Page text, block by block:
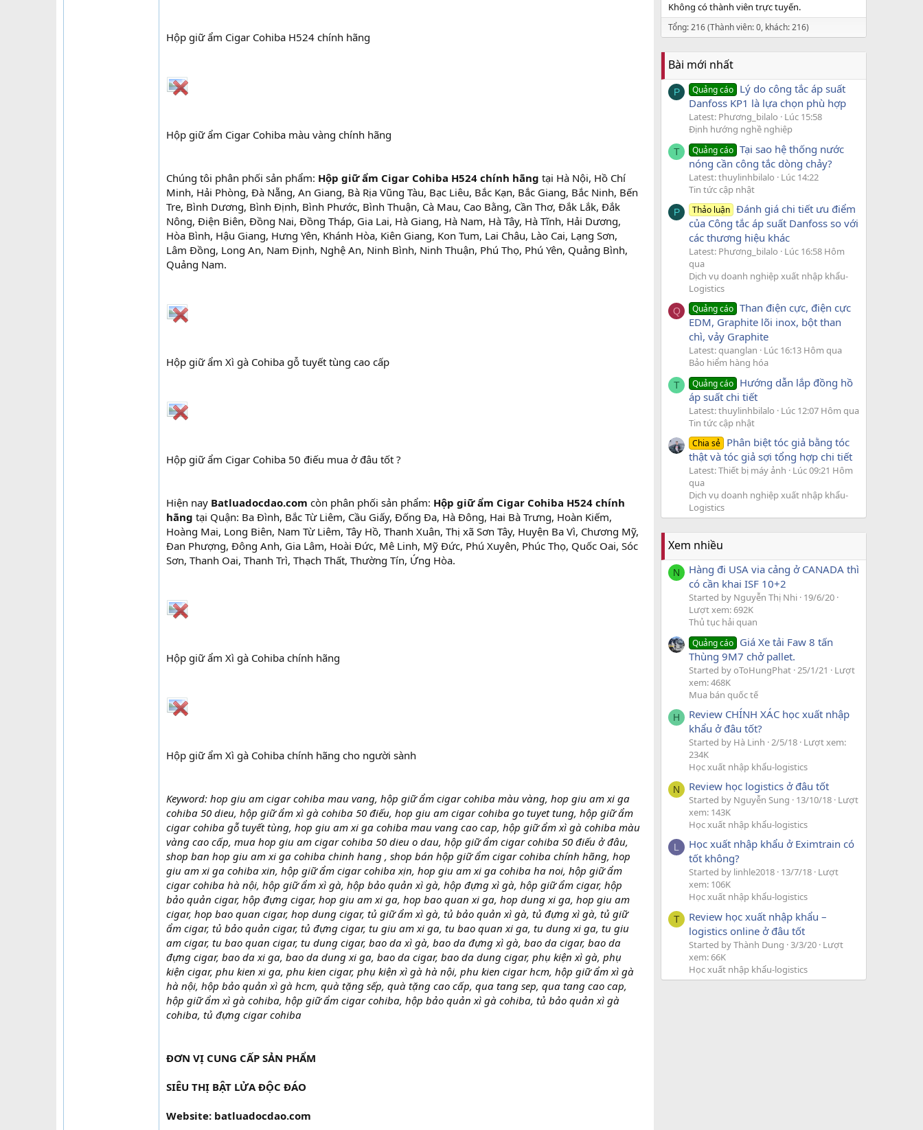
Hộp giữ ẩm Cigar Cohiba H524 chính hãng
Hộp giữ ẩm Cigar Cohiba màu vàng chính hãng
Chúng tôi phân phối sản phẩm: Hộp giữ ẩm Cigar Cohiba H524 chính hãng tại Hà Nội, Hồ Chí
Minh, Hải Phòng, Đà Nẵng, An Giang, Bà Rịa Vũng Tàu, Bạc Liêu, Bắc Kạn, Bắc Giang, Bắc Ninh, Bến
Tre, Bình Dương, Bình Định, Bình Phước, Bình Thuận, Cà Mau, Cao Bằng, Cần Thơ, Đắk Lắk, Đắk
Nông, Điện Biên, Đồng Nai, Đồng Tháp, Gia Lai, Hà Giang, Hà Nam, Hà Tây, Hà Tĩnh, Hải Dương,
Hòa Bình, Hậu Giang, Hưng Yên, Khánh Hòa, Kiên Giang, Kon Tum, Lai Châu, Lào Cai, Lạng Sơn,
Lâm Đồng, Long An, Nam Định, Nghệ An, Ninh Bình, Ninh Thuận, Phú Thọ, Phú Yên, Quảng Bình,
Quảng Nam.
Hộp giữ ẩm Xì gà Cohiba gỗ tuyết tùng cao cấp
Hộp giữ ẩm Cigar Cohiba 50 điếu mua ở đâu tốt ?
Hiện nay Batluadocdao.com còn phân phối sản phẩm: Hộp giữ ẩm Cigar Cohiba H524 chính
hãng tại Quận: Ba Đình, Bắc Từ Liêm, Cầu Giấy, Đống Đa, Hà Đông, Hai Bà Trưng, Hoàn Kiếm,
Hoàng Mai, Long Biên, Nam Từ Liêm, Tây Hồ, Thanh Xuân, Thị xã Sơn Tây, Huyện Ba Vì, Chương Mỹ,
Đan Phượng, Đông Anh, Gia Lâm, Hoài Đức, Mê Linh, Mỹ Đức, Phú Xuyên, Phúc Thọ, Quốc Oai, Sóc
Sơn, Thanh Oai, Thanh Trì, Thạch Thất, Thường Tín, Ứng Hòa.
Hộp giữ ẩm Xì gà Cohiba chính hãng
Hộp giữ ẩm Xì gà Cohiba chính hãng cho người sành
Keyword: hop giu am cigar cohiba mau vang, hộp giữ ẩm cigar cohiba màu vàng, hop giu am xi ga
cohiba 50 dieu, hộp giữ ẩm xì gà cohiba 50 điếu, hop giu am cigar cohiba go tuyet tung, hộp giữ ẩm
cigar cohiba gỗ tuyết tùng, hop giu am xi ga cohiba mau vang cao cap, hộp giữ ẩm xì gà cohiba màu
vàng cao cấp, mua hop giu am cigar cohiba 50 dieu o dau, hộp giữ ẩm cigar cohiba 50 điếu ở đâu,
shop ban hop giu am xi ga cohiba chinh hang , shop bán hộp giữ ẩm cigar cohiba chính hãng, hop
giu am xi ga cohiba xin, hộp giữ ẩm cigar cohiba xịn, hop giu am xi ga cohiba ha noi, hộp giữ ẩm
cigar cohiba hà nội, hộp giữ ẩm xì gà, hộp bảo quản xì gà, hộp đựng xì gà, hộp giữ ẩm cigar, hộp
bảo quản cigar, hộp đựng cigar, hop giu am xi ga, hop bao quan xi ga, hop dung xi ga, hop giu am
cigar, hop bao quan cigar, hop dung cigar, tủ giữ ẩm xì gà, tủ bảo quản xì gà, tủ đựng xì gà, tủ giữ
ẩm cigar, tủ bảo quản cigar, tủ đựng cigar, tu giu am xi ga, tu bao quan xi ga, tu dung xi ga, tu giu
am cigar, tu bao quan cigar, tu dung cigar, bao da xì gà, bao da đựng xì gà, bao da cigar, bao da
đựng cigar, bao da xi ga, bao da dung xi ga, bao da cigar, bao da dung cigar, phụ kiện xì gà, phụ
kiện cigar, phu kien xi ga, phu kien cigar, phụ kiện xì gà hà nội, phu kien cigar hcm, hộp giữ ẩm xì gà
hà nội, hộp bảo quản xì gà hcm, quà tặng sếp, quà tặng cao cấp, qua tang sep, qua tang cao cap,
hộp giữ ẩm xì gà cohiba, hộp giữ ẩm cigar cohiba, hộp bảo quản xì gà cohiba, tủ bảo quản xì gà
cohiba, tủ đựng cigar cohiba
ĐƠN VỊ CUNG CẤP SẢN PHẨM
SIÊU THỊ BẬT LỬA ĐỘC ĐÁO
Website: batluadocdao.com
Không có thành viên trực tuyến.
Tổng: 216 (Thành viên: 0, khách: 216)
Bài mới nhất
P Quảng cáo Lý do công tắc áp suất
Danfoss KP1 là lựa chọn phù hợp
Latest: Phương_bilalo
Lúc 15:58
Định hướng nghề nghiệp
T Quảng cáo Tại sao hệ thống nước
nóng cần công tắc dòng chảy?
Latest: thuylinhbilalo
Lúc 14:22
Tin tức cập nhật
P Thảo luận Đánh giá chi tiết ưu điểm
của Công tắc áp suất Danfoss so với
các thương hiệu khác
Latest: Phương_bilalo
Lúc 16:58 Hôm
qua
Dịch vụ doanh nghiệp xuất nhập khẩu-
Logistics
Q Quảng cáo Than điện cực, điện cực
EDM, Graphite lõi inox, bột than
chì, vảy Graphite
Latest: quanglan
Lúc 16:13 Hôm qua
Bảo hiểm hàng hóa
T Quảng cáo Hướng dẫn lắp đồng hồ
áp suất chi tiết
Latest: thuylinhbilalo
Lúc 12:07 Hôm qua
Tin tức cập nhật
Chia sẻ Phân biệt tóc giả bằng tóc
thật và tóc giả sợi tổng hợp chi tiết
Latest: Thiết bị máy ảnh
Lúc 09:21 Hôm
qua
Dịch vụ doanh nghiệp xuất nhập khẩu-
Logistics
Xem nhiều
N
Hàng đi USA via cảng ở CANADA thì
có cần khai ISF 10+2
Started by Nguyễn Thị Nhi 19/6/20
Lượt xem: 692K
Thủ tục hải quan
Quảng cáo Giá Xe tải Faw 8 tấn
Thùng 9M7 chở pallet.
Started by oToHungPhat 25/1/21
Lượt
xem: 468K
Mua bán quốc tế
H
Review CHÍNH XÁC học xuất nhập
khẩu ở đâu tốt?
Started by Hà Linh 2/5/18 Lượt xem:
234K
Học xuất nhập khẩu-logistics
N Review học logistics ở đâu tốt
Started by Nguyễn Sung 13/10/18 Lượt
xem: 143K
Học xuất nhập khẩu-logistics
L
Học xuất nhập khẩu ở Eximtrain có
tốt không?
Started by linhle2018 13/7/18 Lượt
xem: 106K
Học xuất nhập khẩu-logistics
T
Review học xuất nhập khẩu –
logistics online ở đâu tốt
Started by Thành Dung 3/3/20 Lượt
xem: 66K
Học xuất nhập khẩu-logistics